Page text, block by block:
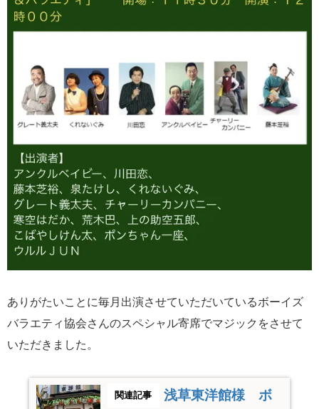
ありがたいことに毎月出演させていただいているボーイズ
バラエティ協会さんのスペシャル寄席でマジックをさせて
いただきました。
浅草東洋館様 ボ